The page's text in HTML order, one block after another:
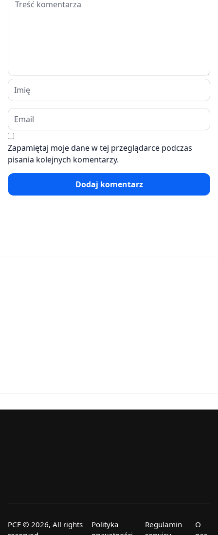
Zapamiętaj moje dane w tej przeglądarce podczas
pisania kolejnych komentarzy.
Dodaj komentarz
PCF © 2026, All rights
Polityka
Regulamin
O